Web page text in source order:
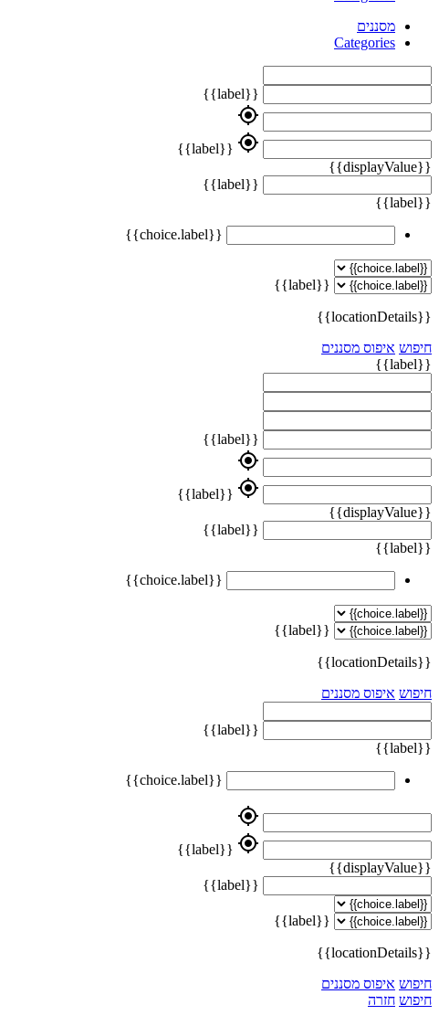
מסננים
Categories
{{label}}
my_location
my_location
{{label}}
{{displayValue}}
{{label}}
{{label}}
{{choice.label}}
{{label}}
{{locationDetails}}
חיפוש איפוס מסננים
{{label}}
{{label}}
my_location
my_location
{{label}}
{{displayValue}}
{{label}}
{{label}}
{{choice.label}}
{{label}}
{{locationDetails}}
חיפוש איפוס מסננים
{{label}}
{{label}}
{{choice.label}}
my_location
my_location
{{label}}
{{displayValue}}
{{label}}
{{label}}
{{locationDetails}}
חיפוש איפוס מסננים
חיפוש חזרה